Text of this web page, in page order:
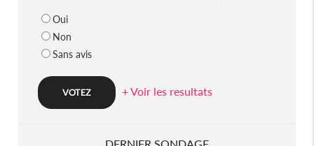
Oui
Non
Sans avis
+ Voir les resultats